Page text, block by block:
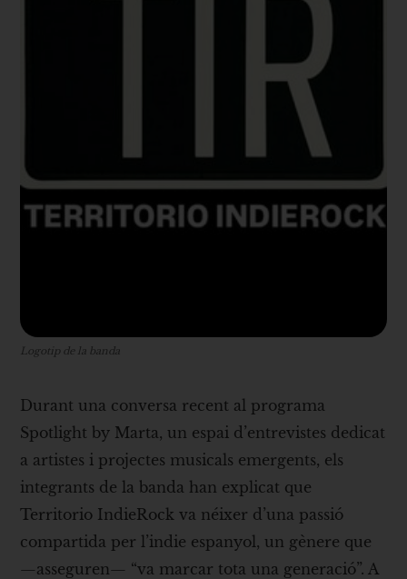
Logotip de la banda
Durant una conversa recent al programa
Spotlight by Marta, un espai d’entrevistes dedicat
a artistes i projectes musicals emergents, els
integrants de la banda han explicat que
Territorio IndieRock va néixer d’una passió
compartida per l’indie espanyol, un gènere que
—asseguren— “va marcar tota una generació”. A